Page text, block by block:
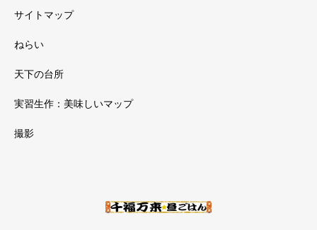
サイトマップ
ねらい
天下の台所
実習生作：美味しいマップ
撮影